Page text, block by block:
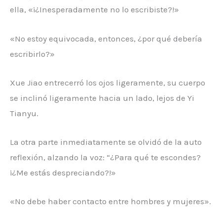
ella, «¡¿Inesperadamente no lo escribiste?!»
«No estoy equivocada, entonces, ¿por qué debería
escribirlo?»
Xue Jiao entrecerró los ojos ligeramente, su cuerpo
se inclinó ligeramente hacia un lado, lejos de Yi
Tianyu.
La otra parte inmediatamente se olvidó de la auto
reflexión, alzando la voz: “¿Para qué te escondes?
¡¿Me estás despreciando?!»
«No debe haber contacto entre hombres y mujeres».